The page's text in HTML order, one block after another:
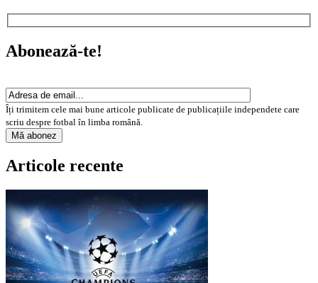
Abonează-te!
Îți trimitem cele mai bune articole publicate de publicațiile independete care
scriu despre fotbal în limba română.
Articole recente